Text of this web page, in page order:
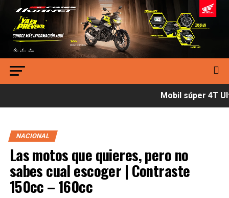
Mobil súper 4T
NACIONAL
Las motos que quieres, pero no
sabes cual escoger | Contraste
150cc – 160cc